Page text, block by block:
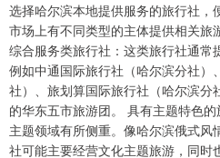
选择哈尔滨本地提供服务的旅行社，
市场上有不同类型的主体提供相关旅
综合服务类旅行社：这类旅行社通常
例如中通国际旅行社（哈尔滨分社）
社）、旅划算国际旅行社（哈尔滨分
的华东五市旅游团。 具有主题特色
主题领域有所侧重。像哈尔滨俄式
社可能主要经营文化主题旅游，同时